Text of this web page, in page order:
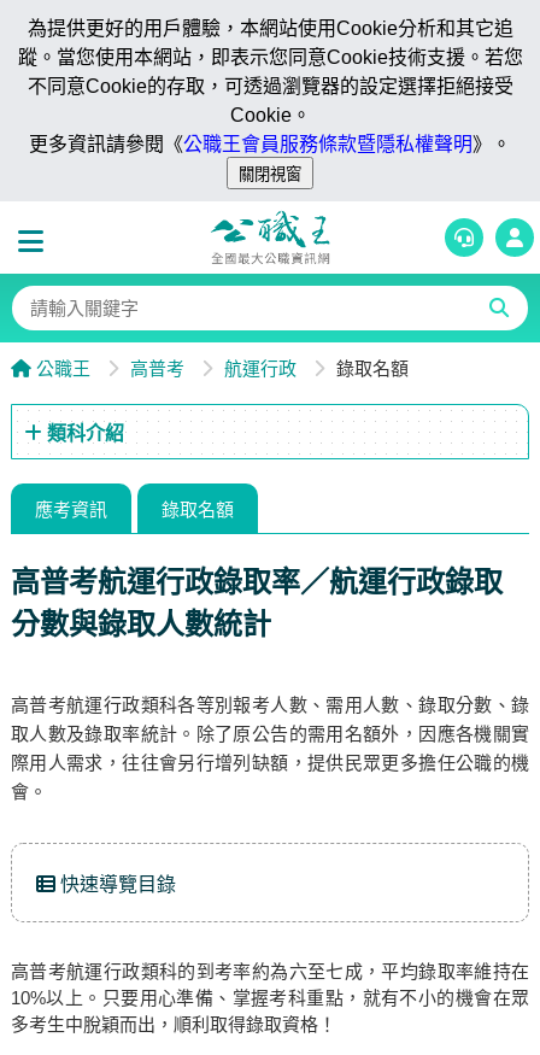
為提供更好的用戶體驗，本網站使用Cookie分析和其它追
蹤。當您使用本網站，即表示您同意Cookie技術支援。若您
不同意Cookie的存取，可透過瀏覽器的設定選擇拒絕接受
Cookie。
更多資訊請參閱《公職王會員服務條款暨隱私權聲明》。
公職王 高普考 航運行政 錄取名額
類科介紹
應考資訊 錄取名額
高普考航運行政錄取率／航運行政錄取
分數與錄取人數統計
高普考航運行政類科各等別報考人數、需用人數、錄取分數、錄
取人數及錄取率統計。除了原公告的需用名額外，因應各機關實
際用人需求，往往會另行增列缺額，提供民眾更多擔任公職的機
會。
快速導覽目錄
高普考航運行政類科的到考率約為六至七成，平均錄取率維持在
10%以上。只要用心準備、掌握考科重點，就有不小的機會在眾
多考生中脫穎而出，順利取得錄取資格！